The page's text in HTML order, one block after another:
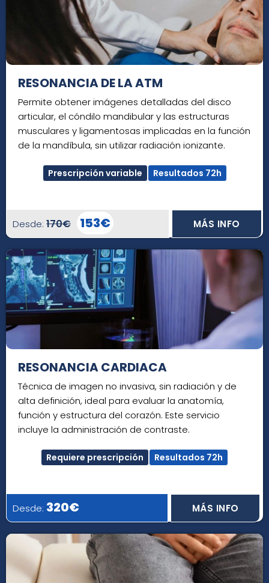
RESONANCIA DE LA ATM
Permite obtener imágenes detalladas del disco
articular, el cóndilo mandibular y las estructuras
musculares y ligamentosas implicadas en la función
de la mandíbula, sin utilizar radiación ionizante.
Prescripción variable Resultados 72h
Desde: 170€ 153€ MÁS INFO
RESONANCIA CARDIACA
Técnica de imagen no invasiva, sin radiación y de
alta definición, ideal para evaluar la anatomía,
función y estructura del corazón. Este servicio
incluye la administración de contraste.
Requiere prescripción Resultados 72h
Desde: 320€ MÁS INFO